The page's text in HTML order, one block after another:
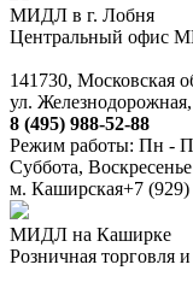
МИДЛ в г. Лобня
Центральный офис
141730, Московская
ул.
8 (495) 988-52-88
Режим работы: Пн -
Суббота,
м. Каширская+7
МИДЛ на Каширке
Розничная торговля